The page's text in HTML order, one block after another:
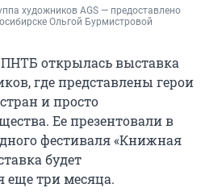
художников AGS — предоставлено
Ольгой Бурмистровой
открылась выставка
где представлены герои
и просто
Ее презентовали в
фестиваля «Книжная
будет
еще три месяца.